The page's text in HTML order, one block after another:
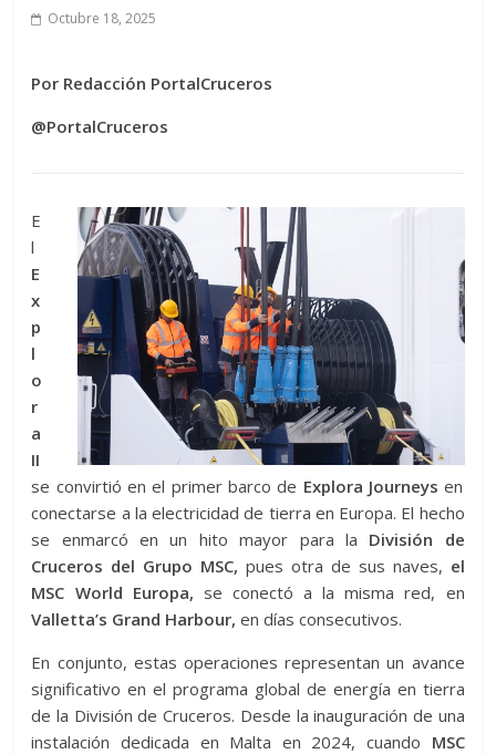
Octubre 18, 2025
Por Redacción PortalCruceros
@PortalCruceros
E
l
E
x
p
l
o
r
a
II
se convirtió en el primer barco de Explora Journeysen
conectarse a la electricidad de tierra en Europa. El hecho
se enmarcó en un hito mayor para la División de
Cruceros del Grupo MSC, pues otra de sus naves, el
MSC World Europa, se conectó a la misma red, en
Valletta’s Grand Harbour, en días consecutivos.
En conjunto, estas operaciones representan un avance
significativo en el programa global de energía en tierra
de la División de Cruceros. Desde la inauguración de una
instalación dedicada en Malta en 2024, cuando MSC